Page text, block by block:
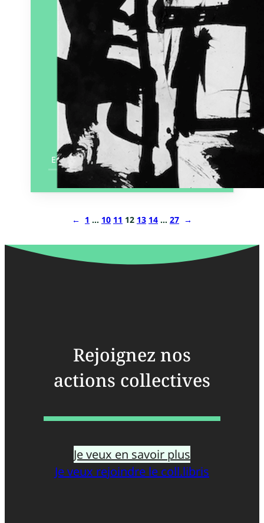
En savoir plus
← 1 … 10 11 12 13 14 … 27 →
Rejoignez nos
actions collectives
Je veux en savoir plus
Je veux rejoindre le coll.libris